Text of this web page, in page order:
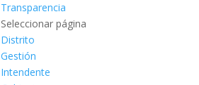
Transparencia
Seleccionar página
Distrito
Gestión
Intendente